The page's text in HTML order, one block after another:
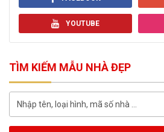
YOUTUBE
TÌM KIẾM MẪU NHÀ ĐẸP